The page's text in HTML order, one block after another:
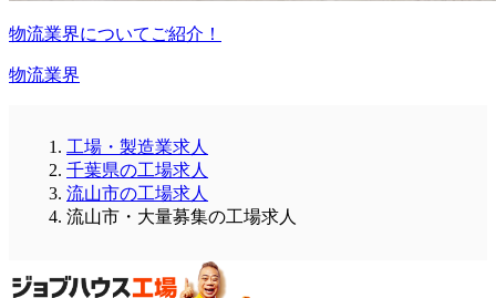
物流業界についてご紹介！
物流業界
工場・製造業求人
千葉県の工場求人
流山市の工場求人
流山市・大量募集の工場求人